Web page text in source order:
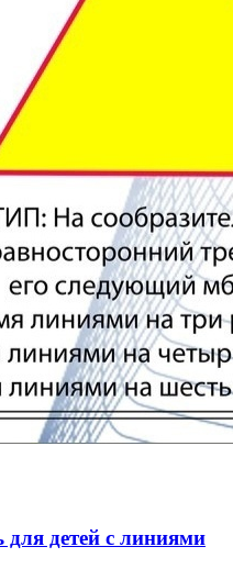
для детей с линиями